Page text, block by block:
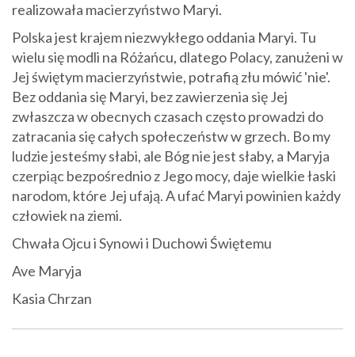
realizowała macierzyństwo Maryi.
Polska jest krajem niezwykłego oddania Maryi. Tu
wielu się modli na Różańcu, dlatego Polacy, zanużeni w
Jej świętym macierzyństwie, potrafią złu mówić 'nie'.
Bez oddania się Maryi, bez zawierzenia się Jej
zwłaszcza w obecnych czasach często prowadzi do
zatracania się całych społeczeństw w grzech. Bo my
ludzie jesteśmy słabi, ale Bóg nie jest słaby, a Maryja
czerpiąc bezpośrednio z Jego mocy, daje wielkie łaski
narodom, które Jej ufają. A ufać Maryi powinien każdy
człowiek na ziemi.
Chwała Ojcu i Synowi i Duchowi Świętemu
Ave Maryja
Kasia Chrzan